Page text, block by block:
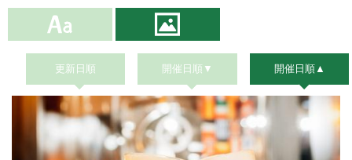
更新日順 開催日順▼ 開催日順▲